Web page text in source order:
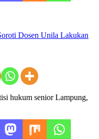
Dosen Unila Lakukan
hukum senior Lampung,